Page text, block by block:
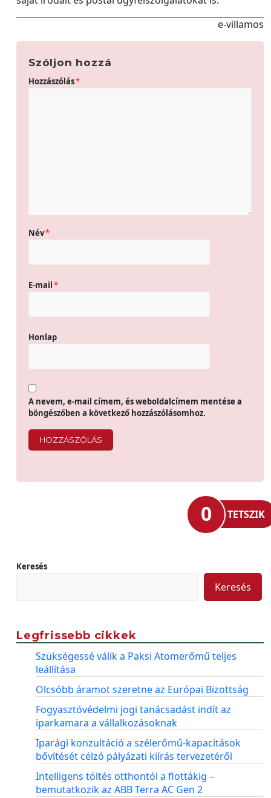
e-villamos
Szóljon hozzá
Hozzászólás*
Név*
E-mail*
Honlap
A nevem, e-mail címem, és weboldalcímem mentése a
böngészőben a következő hozzászólásomhoz.
0 TETSZIK
Keresés
Keresés
Legfrissebb cikkek
Szükségessé válik a Paksi Atomerőmű teljes
leállítása
Olcsóbb áramot szeretne az Európai Bizottság
Fogyasztóvédelmi jogi tanácsadást indít az
iparkamara a vállalkozásoknak
Iparági konzultáció a szélerőmű-kapacitások
bővítését célzó pályázati kiírás tervezetéről
Intelligens töltés otthontól a flottákig –
bemutatkozik az ABB Terra AC Gen 2